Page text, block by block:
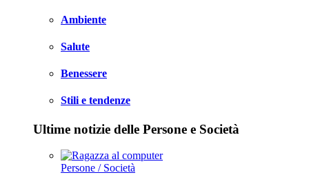
Ambiente
Salute
Benessere
Stili e tendenze
Ultime notizie delle Persone e Società
Persone / Società